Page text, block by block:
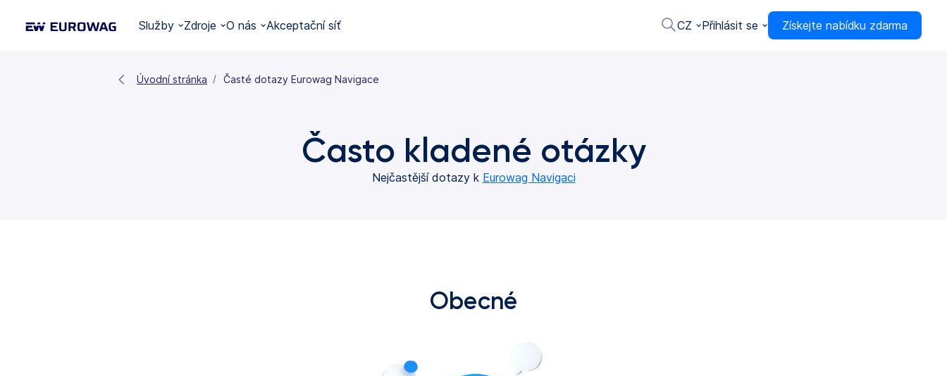
Služby Zdroje O nás Akceptační síť CZ Přihlásit se Získejte nabídku zdarma
Úvodní stránka Časté dotazy Eurowag Navigace
Často kladené otázky
Nejčastější dotazy k Eurowag Navigaci
Obecné